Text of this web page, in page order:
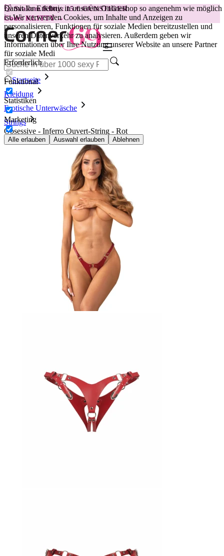
Damit Ihr Erlebnis in unserem Onlineshop so angenehm wie möglich
ist.Wir verwenden Cookies, um Inhalte und Anzeigen zu
personalisieren, Funktionen für soziale Medien bereitzustellen und
unseren Datenverkehr zu analysieren. Außerdem geben wir
Informationen über Ihre Nutzung unserer Website an unsere Partner
für soziale Medi
Erforderlich
Funktional
Statistiken
Marketing
Alle erlauben Auswahl erlauben Ablehnen
😽Svakom Klitty: 15 € GÜNSTIGER
Code: KLITTY →
Startseite
Kleidung
Erotische Unterwäsche
Strings
Obsessive - Inferro Ouvert-String - Rot